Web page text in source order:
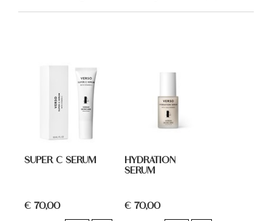
SUPER C SERUM
€ 70,00
HYDRATION
SERUM
€ 70,00